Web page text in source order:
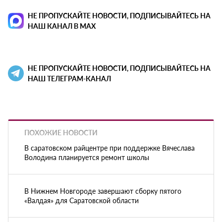
НЕ ПРОПУСКАЙТЕ НОВОСТИ, ПОДПИСЫВАЙТЕСЬ НА
НАШ КАНАЛ В MAX
НЕ ПРОПУСКАЙТЕ НОВОСТИ, ПОДПИСЫВАЙТЕСЬ НА
НАШ ТЕЛЕГРАМ-КАНАЛ
ПОХОЖИЕ НОВОСТИ
В саратовском райцентре при поддержке Вячеслава
Володина планируется ремонт школы
В Нижнем Новгороде завершают сборку пятого
«Валдая» для Саратовской области